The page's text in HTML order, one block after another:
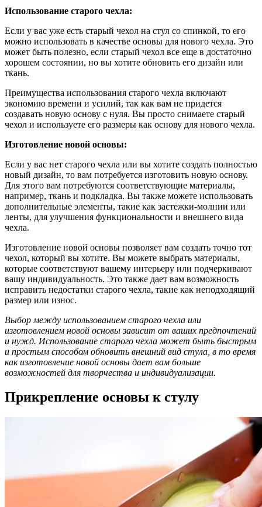
Использование старого чехла:
Если у вас уже есть старый чехол на стул со спинкой, то его
можно использовать в качестве основы для нового чехла. Это
может быть полезно, если старый чехол все еще в достаточно
хорошем состоянии, но вы хотите обновить его дизайн или
ткань.
Преимущества использования старого чехла включают
экономию времени и усилий, так как вам не придется
создавать новую основу с нуля. Вы просто снимаете старый
чехол и используете его размеры как основу для нового чехла.
Изготовление новой основы:
Если у вас нет старого чехла или вы хотите создать полностью
новый дизайн, то вам потребуется изготовить новую основу.
Для этого вам потребуются соответствующие материалы,
например, ткань и подкладка. Вы также можете использовать
дополнительные элементы, такие как застежки-молнии или
ленты, для улучшения функциональности и внешнего вида
чехла.
Изготовление новой основы позволяет вам создать точно тот
чехол, который вы хотите. Вы можете выбрать материалы,
которые соответствуют вашему интерьеру или подчеркивают
вашу индивидуальность. Это также дает вам возможность
исправить недостатки старого чехла, такие как неподходящий
размер или износ.
Выбор между использованием старого чехла или
изготовлением новой основы зависит от ваших предпочтений
и нужд. Использование старого чехла может быть быстрым
и простым способом обновить внешний вид стула, в то время
как изготовление новой основы дает вам больше
возможностей для творчества и индивидуализации.
Прикрепление основы к стулу